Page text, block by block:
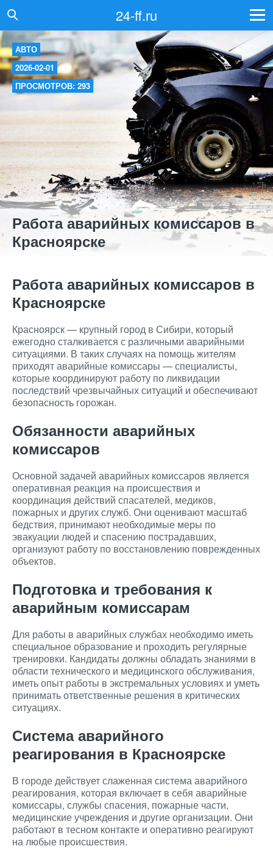
24-ff.ru
АВТО
2026-02-01
ПРОСМОТРОВ: 293
Работа аварийных комиссаров в
Красноярске
Работа аварийных комиссаров в
Красноярске
Красноярск — крупный город в Сибири, который
ежегодно сталкивается с различными аварийными
ситуациями. В таких случаях на помощь жителям
приходят аварийные комиссары — специалисты,
которые координируют работу по ликвидации
последствий чрезвычайных ситуаций и обеспечивают
безопасность горожан.
Обязанности аварийных
комиссаров
Основной задачей аварийных комиссаров является
оперативная реакция на происшествия и
координация действий спасателей, медиков,
пожарных и других служб. Они оценивают масштаб
бедствия, принимают необходимые меры по
эвакуации людей и спасению пострадавших,
организуют работу по восстановлению поврежденных
объектов.
Подготовка и требования к
аварийным комиссарам
Для работы в аварийных службах необходимо иметь
специальное образование и проходить регулярные
тренировки. Кандидаты должны обладать знаниями в
области технического и медицинского обслуживания,
иметь опыт работы в экстремальных условиях и уметь
принимать ответственные решения в критических
ситуациях.
Система аварийного
реагирования в Красноярске
В городе действует слаженная система аварийного
реагирования, которая включает в себя аварийные
комиссары, службы спасения, пожарные части,
медицинские учреждения и другие организации. Они
работают в тесном контакте и оперативно реагируют
на любые происшествия.